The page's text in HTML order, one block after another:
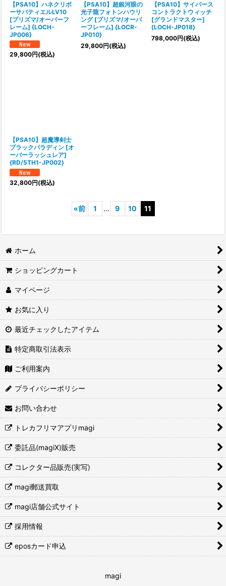
【PSA10】ハネクリボ
ーサバティエルLV10
[プリズマ/オーバーフ
レーム] {LOCH-
JP006}
29,800円(税込)
【PSA10】超銀河眼の
光子龍フォトンハウリ
ング [プリズマ/オーバ
ーフレーム] {LOCR-
JP010}
29,800円(税込)
【PSA10】サイバース
コントラクトウィッチ
[グランドマスター]
{LOCH-JP018}
798,000円(税込)
【PSA10】超魔導剣士
ブラックパラディン [オ
ーバーラッシュレア]
{RD/5TH1-JP002}
32,800円(税込)
«前 1 ... 9 10 11
ホーム
ショッピングカート
マイページ
お気に入り
最近チェックしたアイテム
特定商取引法表示
ご利用案内
プライバシーポリシー
お問い合わせ
トレカフリマアプリmagi
委託品(magiX)販売
コレクター品販売(実写)
magi郵送買取
magi店舗公式サイト
採用情報
eposカード申込
magi